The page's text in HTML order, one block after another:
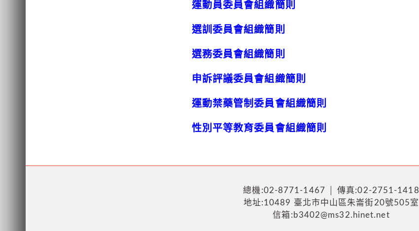
運動員委員會組織簡則
選訓委員會組織簡則
選務委員會組織簡則
申訴評議委員會組織簡則
運動禁藥管制委員會組織簡則
性別平等教育委員會組織簡則
總機:02-8771-1467 │ 傳真:02-2751-1418
地址:10489 臺北市中山區朱崙街20號505室
信箱:b3402@ms32.hinet.net